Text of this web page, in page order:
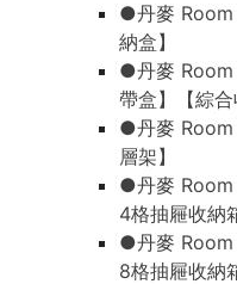
●丹麥 Room
納盒】
●丹麥 Room
帶盒】【綜合
●丹麥 Room
層架】
●丹麥 Room
4格抽屜收納
●丹麥 Room
8格抽屜收納